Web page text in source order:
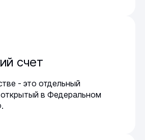
счет
- это отдельный
в Федеральном